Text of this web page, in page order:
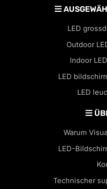
LED
Outdoor
Indoor
LED
LED
Warum
LED-
Technischer